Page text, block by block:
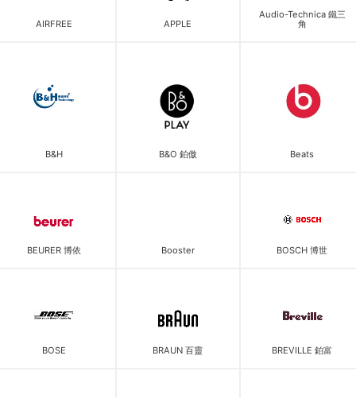
AIRFREE APPLE
Audio-Technica 鐵三
角
B&H B&O 鉑傲 Beats
BEURER 博依 Booster BOSCH 博世
BOSE BRAUN 百靈 BREVILLE 鉑富